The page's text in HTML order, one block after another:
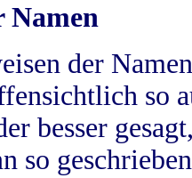
Namen
der
so
besser
so